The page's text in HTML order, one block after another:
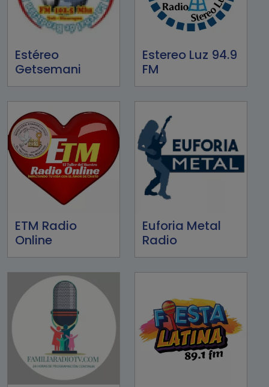
Estéreo
Getsemani
Estereo Luz 94.9
FM
ETM Radio
Online
Euforia Metal
Radio